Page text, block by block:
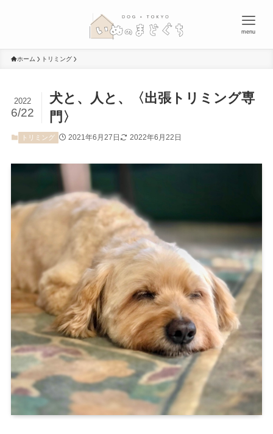
menu
ホーム トリミング
犬と、人と、〈出張トリミング専
門〉
2022
6/22
トリミング 2021年6月27日 2022年6月22日